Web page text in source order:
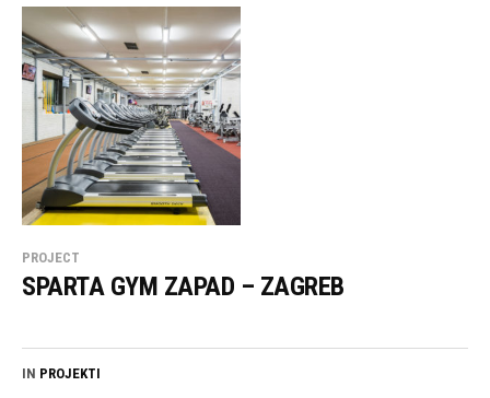
PROJECT
SPARTA GYM ZAPAD – ZAGREB
IN PROJEKTI